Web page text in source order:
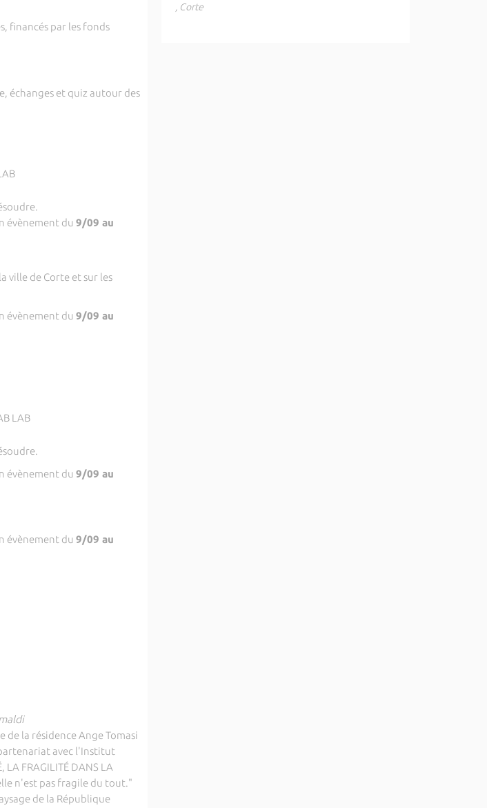
financés par les fonds
échanges et quiz autour des
évènement du 9/09 au
ville de Corte et sur les
évènement du 9/09 au
LAB
évènement du 9/09 au
évènement du 9/09 au
la résidence Ange Tomasi
avec l'Institut
LA FRAGILITÉ DANS LA
n'est pas fragile du tout."
de la République
, Corte